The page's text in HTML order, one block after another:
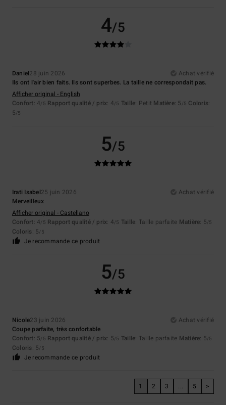
4/5
Daniel28 juin 2026
Achat vérifié
Ils ont l'air bien faits. Ils sont superbes. La taille ne correspondait pas.
Afficher original - English
Confort: 4/5 Rapport qualité / prix: 4/5 Taille: Petit Matière: 5 /5 Coloris:
5/5
5/5
Irati Isabel25 juin 2026
Achat vérifié
Merveilleux
Afficher original - Castellano
Confort: 4/5 Rapport qualité / prix: 4/5 Taille: Taille parfaite Matière: 5/5
Coloris: 5/5
Je recommande ce produit
5/5
Nicole23 juin 2026
Achat vérifié
Coupe parfaite, très confortable
Confort: 5/5 Rapport qualité / prix: 5/5 Taille: Taille parfaite Matière: 5/5
Coloris: 5/5
Je recommande ce produit
1 2 3 ... 5 >